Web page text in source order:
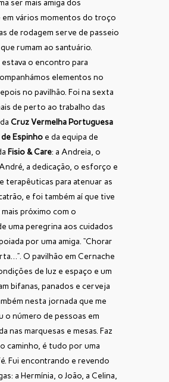
ser mais amiga dos
vários momentos do troço
de rodagem serve de passeio
rumam ao santuário.
estava o encontro para
elementos no
no pavilhão. Foi na sexta
de perto ao trabalho das
Cruz Vermelha Portuguesa
Espinho e da equipa de
Fisio & Care: a Andreia, o
a dedicação, o esforço e
terapêuticas para atenuar as
e foi também aí que tive
próximo com o
uma peregrina aos cuidados
por uma amiga. “Chorar
O pavilhão em Cernache
de luz e espaço e um
bifanas, panados e cerveja
nesta jornada que me
o número de pessoas em
nas marquesas e mesas. Faz
caminho, é tudo por uma
Fui encontrando e revendo
a Hermínia, o João, a Celina,